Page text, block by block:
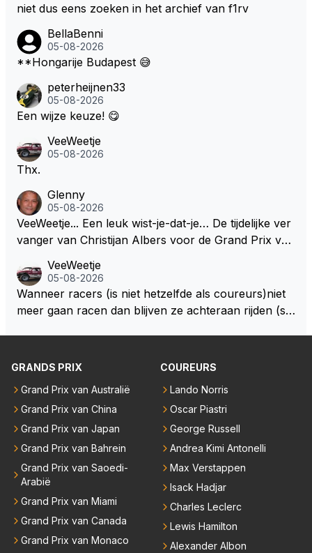
niet dus eens zoeken in het archief van f1rv
BellaBenni
05-08-2026
**Hongarije Budapest 😅
peterheijnen33
05-08-2026
Een wijze keuze! 😋
VeeWeetje
05-08-2026
Thx.
Glenny
05-08-2026
VeeWeetje... Een leuk wist-je-dat-je… De tijdelijke ver
vanger van Christijan Albers voor de Grand Prix van
rkus Winkelhock. Vanaf de race daarna werd het st
oeltje definitief overgenomen door Sakon Yamamot
o. Na 2 rondes gokte Markus Winkelhock goed (hij k
en had, werd hij helaas aan alle kanten door iederee
n achterhaald. Hij moest later opgeven vanwege een
technisch mankement. Het was ook de enige keer d
at Markus Winkelhock een officiële Formule 1 race r
eed; hij vertrok daarna...
VeeWeetje
05-08-2026
Wanneer racers (is niet hetzelfde als coureurs)niet
meer gaan racen dan blijven ze achteraan rijden (so
GRANDS PRIX
Grand Prix van Australië
Grand Prix van China
Grand Prix van Japan
Grand Prix van Bahrein
Grand Prix van Saoedi-
Arabië
Grand Prix van Miami
Grand Prix van Canada
Grand Prix van Monaco
COUREURS
Lando Norris
Oscar Piastri
George Russell
Andrea Kimi Antonelli
Max Verstappen
Isack Hadjar
Charles Leclerc
Lewis Hamilton
Alexander Albon